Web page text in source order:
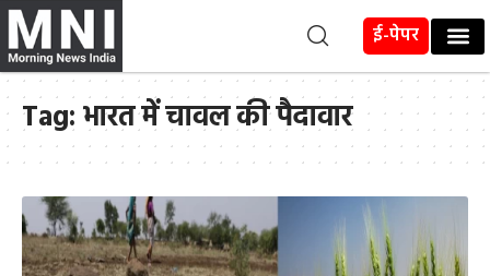
ई-पेपर
Tag:भारत में चावल की पैदावार